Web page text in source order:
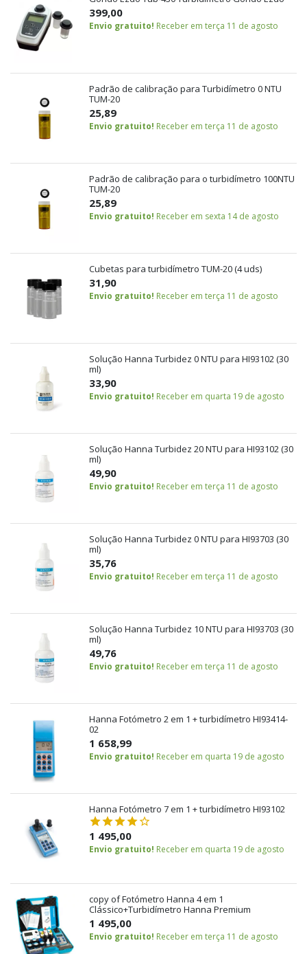
399,00
Envio gratuito! Receber em terça 11 de agosto
Padrão de calibração para Turbidímetro 0 NTU
TUM-20
25,89
Envio gratuito! Receber em terça 11 de agosto
Padrão de calibração para o turbidímetro 100NTU
TUM-20
25,89
Envio gratuito! Receber em sexta 14 de agosto
Cubetas para turbidímetro TUM-20 (4 uds)
31,90
Envio gratuito! Receber em terça 11 de agosto
Solução Hanna Turbidez 0 NTU para HI93102 (30
ml)
33,90
Envio gratuito! Receber em quarta 19 de agosto
Solução Hanna Turbidez 20 NTU para HI93102 (30
ml)
49,90
Envio gratuito! Receber em terça 11 de agosto
Solução Hanna Turbidez 0 NTU para HI93703 (30
ml)
35,76
Envio gratuito! Receber em terça 11 de agosto
Solução Hanna Turbidez 10 NTU para HI93703 (30
ml)
49,76
Envio gratuito! Receber em terça 11 de agosto
Hanna Fotómetro 2 em 1 + turbidímetro HI93414-
02
1 658,99
Envio gratuito! Receber em quarta 19 de agosto
Hanna Fotómetro 7 em 1 + turbidímetro HI93102
1 495,00
Envio gratuito! Receber em quarta 19 de agosto
copy of Fotómetro Hanna 4 em 1
Clássico+Turbidímetro Hanna Premium
1 495,00
Envio gratuito! Receber em terça 11 de agosto